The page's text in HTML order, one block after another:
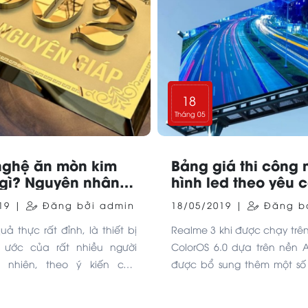
ăn mòn kim
Nguyên nhân,
| Đăng bởi admin
thực rất đỉnh, là thiết bị
của rất nhiều người
nhiên, theo ý kiến của
18
Tháng 05
Bảng giá thi công
hình led theo yêu
nhất
18/05/2019 | Đăng
Realme 3 khi được chạy
ColorOS 6.0 dựa trên nền
được bổ sung thêm một